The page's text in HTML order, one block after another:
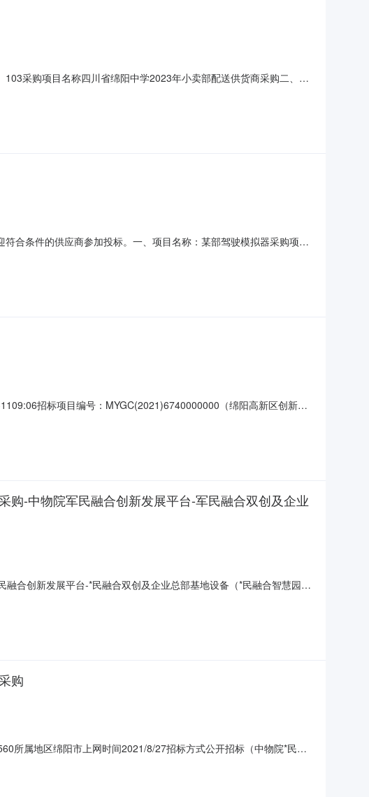
采购项目名称四川省绵阳中学2023年小卖部配送供货商采购二、项
系1.采购人信息名称:四川省绵阳中学小卖部地址:绵阳市剑门路西段
合条件的供应商参加投标。一、项目名称：某部驾驶模拟器采购项目
备注1驾驶模拟器/座舱外壳（小车）三自由度。其他具体参数详见附
招标项目编号：MYGC(2021)6740000000（绵阳高新区创新实
有限公司招标代理机构联系电话15388205863开
购-中物院军民融合创新发展平台-军民融合双创及企业
合创新发展平台-*民融合双创及企业总部基地设备（*民融合智慧园
创及企业总部基地设备（*民融合智慧园区）（第五批）采购中
购
所属地区绵阳市上网时间2021/8/27招标方式公开招标（中物院*民融
（*民融合智慧园区）（第五批）采购项目业主四川久远创新园区运